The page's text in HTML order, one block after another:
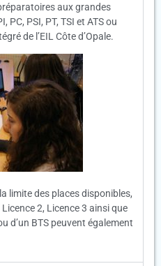
aux grandes
PC, PSI, PT, TSI et ATS ou
de l’EIL Côte d’Opale.
limite des places disponibles,
2, Licence 3 ainsi que
d’un BTS peuvent également